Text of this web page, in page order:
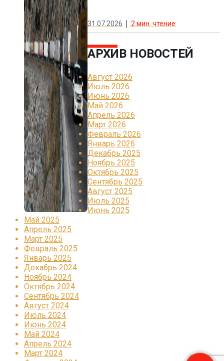
31.07.2026 2 мин. чтение
АРХИВ НОВОСТЕЙ
Август 2026
Июль 2026
Июнь 2026
Май 2026
Апрель 2026
Март 2026
Февраль 2026
Январь 2026
Декабрь 2025
Ноябрь 2025
Октябрь 2025
Сентябрь 2025
Август 2025
Июль 2025
Июнь 2025
Май 2025
Апрель 2025
Март 2025
Февраль 2025
Январь 2025
Декабрь 2024
Ноябрь 2024
Октябрь 2024
Сентябрь 2024
Август 2024
Июль 2024
Июнь 2024
Май 2024
Апрель 2024
Март 2024